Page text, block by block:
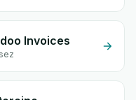
Invoices